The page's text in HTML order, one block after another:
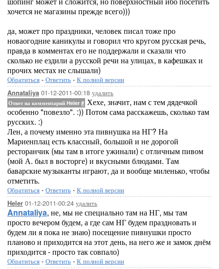
хочется не магазины прежде всего)))
да, может про праздники, человек писал тоже про
новаогодние каникулы и говорил что кругом русская речь,
правда в комментах его не поддержали и сказали что
сколько не ездили а русской речи на улицах, в кафешках и
прочих местах не слышали)
Обратиться - Ответить - К полной версии
Annataliya 01-12-2011-00:18 удалить
Ответ на комментарий Heler # Хехе, значит, нам с тем дядечкой
особенно "повезло". :)) Потом сама расскажешь, сколько там
русских. :)
Лен, а почему именно эта пивнушка на НГ? На
Мариенплац есть классный, большой и не дорогой
ресторанчик (мы там в итоге ужинали) с отличным пивом
(мой А. был в восторге) и вкусными блюдами. Там
баварские музыканты играют, да и вообще миленько, чтобы
отметить.
Обратиться - Ответить - К полной версии
Heler 01-12-2011-00:24 удалить
Annataliya, не, мы не специально там на НГ, мы там
просто вечером будем, а где сам НГ будем праздновать и
будем ли я пока не знаю) посещение пивнушки просто
планово и приходится на этот день, на него же и замок днём
приходится - просто так совпало)
Обратиться - Ответить - К полной версии